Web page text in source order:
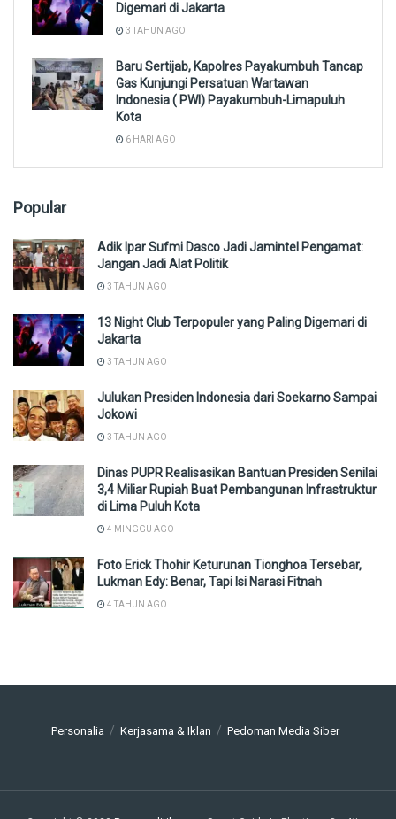
Digemari di Jakarta
3 TAHUN AGO
Baru Sertijab, Kapolres Payakumbuh Tancap
Gas Kunjungi Persatuan Wartawan
Indonesia ( PWI) Payakumbuh-Limapuluh
Kota
6 HARI AGO
Popular
Adik Ipar Sufmi Dasco Jadi Jamintel Pengamat:
Jangan Jadi Alat Politik
3 TAHUN AGO
13 Night Club Terpopuler yang Paling Digemari di
Jakarta
3 TAHUN AGO
Julukan Presiden Indonesia dari Soekarno Sampai
Jokowi
3 TAHUN AGO
Dinas PUPR Realisasikan Bantuan Presiden Senilai
3,4 Miliar Rupiah Buat Pembangunan Infrastruktur
di Lima Puluh Kota
4 MINGGU AGO
Foto Erick Thohir Keturunan Tionghoa Tersebar,
Lukman Edy: Benar, Tapi Isi Narasi Fitnah
4 TAHUN AGO
Personalia Kerjasama & Iklan Pedoman Media Siber